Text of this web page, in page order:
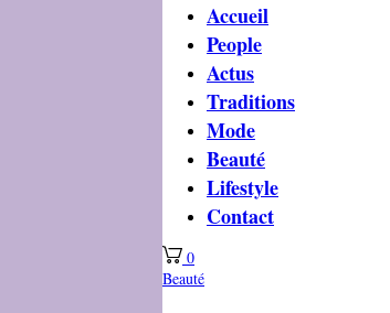
Accueil
People
Actus
Traditions
Mode
Beauté
Lifestyle
Contact
0
Beauté